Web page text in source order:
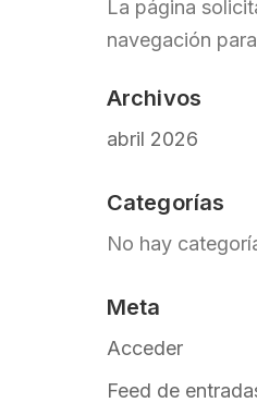
La página
navegación
Archivos
abril 2026
Categorías
No hay
Meta
Acceder
Feed de